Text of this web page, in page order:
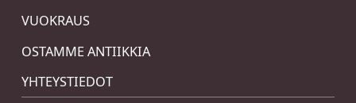
VUOKRAUS
OSTAMME ANTIIKKIA
YHTEYSTIEDOT